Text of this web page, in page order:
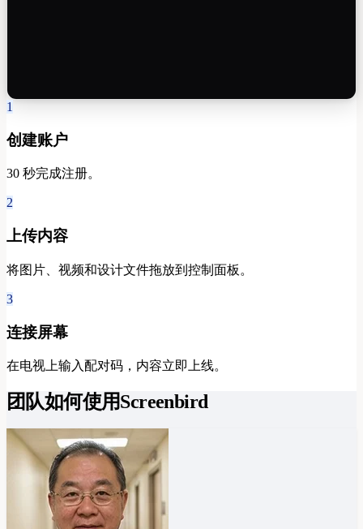
1
创建账户
30 秒完成注册。
2
上传内容
将图片、视频和设计文件拖放到控制面板。
3
连接屏幕
在电视上输入配对码，内容立即上线。
团队如何使用Screenbird